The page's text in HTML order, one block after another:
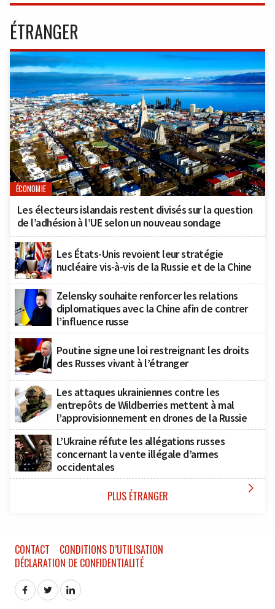
ÉTRANGER
ÉCONOMIE
Les électeurs islandais restent divisés sur la question
de l’adhésion à l’UE selon un nouveau sondage
Les États-Unis revoient leur stratégie
nucléaire vis-à-vis de la Russie et de la Chine
Zelensky souhaite renforcer les relations
diplomatiques avec la Chine afin de contrer
l’influence russe
Poutine signe une loi restreignant les droits
des Russes vivant à l’étranger
Les attaques ukrainiennes contre les
entrepôts de Wildberries mettent à mal
l’approvisionnement en drones de la Russie
L’Ukraine réfute les allégations russes
concernant la vente illégale d’armes
occidentales
PLUS ÉTRANGER 
CONTACT
CONDITIONS D’UTILISATION
DÉCLARATION DE CONFIDENTIALITÉ